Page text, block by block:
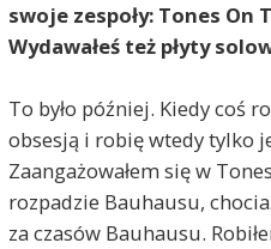
swoje zespoły: Tones On
Wydawałeś też płyty
To było później. Kiedy coś
obsesją i robię wtedy tylko
Zaangażowałem się w
rozpadzie Bauhausu,
za czasów Bauhausu.